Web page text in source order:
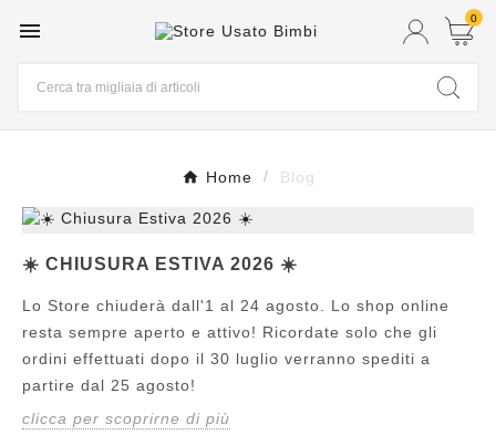
 0
Home Blog
☀️ CHIUSURA ESTIVA 2026 ☀️
Lo Store chiuderà dall'1 al 24 agosto. Lo shop online
resta sempre aperto e attivo! Ricordate solo che gli
ordini effettuati dopo il 30 luglio verranno spediti a
partire dal 25 agosto!
clicca per scoprirne di più